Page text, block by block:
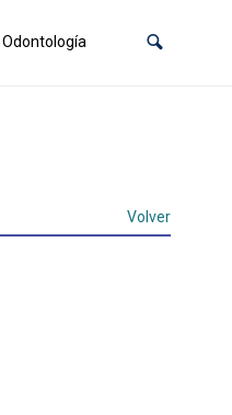
Odontología
Volver